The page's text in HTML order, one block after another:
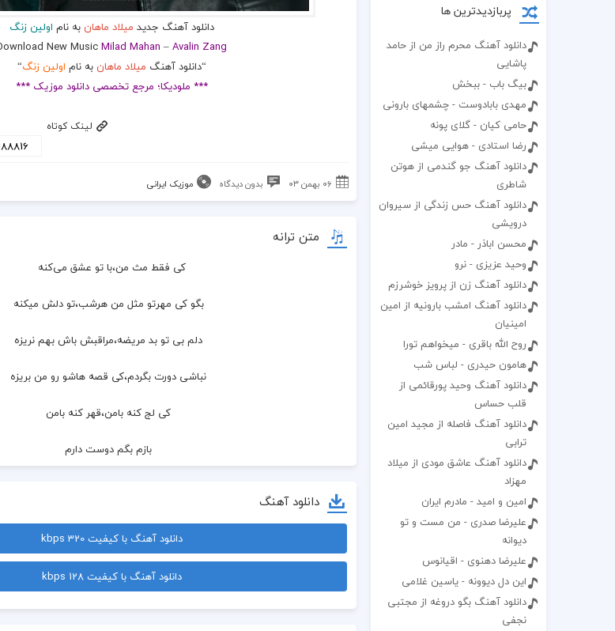
پربازدیدترین ها
دانلود آهنگ محرم راز من از حامد
پاشایی
بیگ باب - ببخش
مهدی بابادوست - چشمهای بارونی
حامی کیان - گلای پونه
رضا استادی - هوایی میشی
دانلود آهنگ جو گندمی از هوتن
شاطری
دانلود آهنگ حس زندگی از سیروان
درویشی
محسن اباذر - مادر
وحید عزیزی - نرو
دانلود آهنگ زن از پرویز خوشرزم
دانلود آهنگ امشب بارونیه از امین
امینیان
روح الله باقری - میخواهم تورا
هامون حیدری - لباس شب
دانلود آهنگ وحید پورقائمی از
قلب حساس
دانلود آهنگ فاصله از مجید امین
ترابی
دانلود آهنگ عاشق مودی از میلاد
مهزاد
امین و امید - مادرم ایران
علیرضا صدری - من مست و تو
دیوانه
علیرضا دهنوی - اقیانوس
این دل دیوونه - یاسین غلامی
دانلود آهنگ بگو دروغه از مجتبی
نجفی
دانلود آهنگ جدید میلاد ماهان به نام اولین زنگ
New MusicMilad Mahan –Avalin Zang
“دانلود آهنگ میلاد ماهان به نام اولین زنگ“
*** ملودیکا؛ مرجع تخصصی دانلود موزیک ***
لینک کوتاه
۰۶ بهمن ۰۳ بدون دیدگاه موزیک ایرانی
متن ترانه
کی فقط مث من،با تو عشق می‌کنه
  بگو کی مهرتو مثل من هرشب،تو دلش میکنه
  دلم بی تو بد مریضه،مراقبش باش بهم نریزه
  نباشی دورت بگردم،کی قصه هاشو رو من بریزه
  کی لج کنه بامن،قهر کنه بامن
  بازم بگم دوست دارم
  این روزا راه زیاده،جا زیاده واسه هردومون
  من و تو دوتاقلبیم،شرق وغربیم ولی خوبه حالمون
  می‌دونی هرچی بخوای ناز میکنی،راضی میشم زود
دانلود آهنگ
دانلود آهنگ با کیفیت 320 kbps
دانلود آهنگ با کیفیت 128 kbps